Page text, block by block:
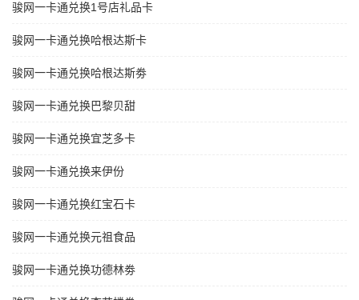
骏网一卡通兑换1号店礼品卡
骏网一卡通兑换哈根达斯卡
骏网一卡通兑换哈根达斯劵
骏网一卡通兑换巴黎贝甜
骏网一卡通兑换宜芝多卡
骏网一卡通兑换来伊份
骏网一卡通兑换红宝石卡
骏网一卡通兑换元祖食品
骏网一卡通兑换功德林劵